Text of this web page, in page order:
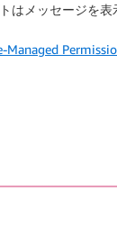
はメッセージを
Managed